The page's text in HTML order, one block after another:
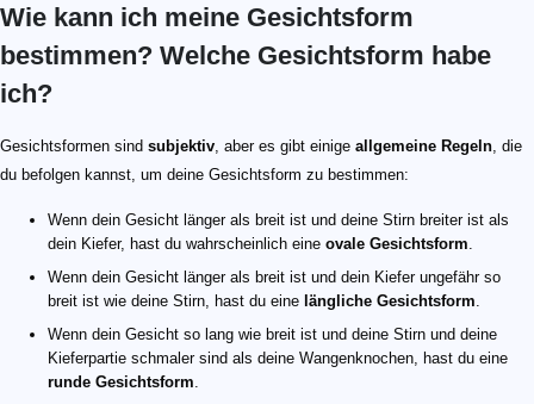
Wie kann ich meine Gesichtsform
bestimmen? Welche Gesichtsform habe
ich?
Gesichtsformen sind subjektiv , aber es gibt einige allgemeine Regeln , die
du befolgen kannst, um deine Gesichtsform zu bestimmen:
Wenn dein Gesicht länger als breit ist und deine Stirn breiter ist als
dein Kiefer, hast du wahrscheinlich eine ovale Gesichtsform
Wenn dein Gesicht länger als breit ist und dein Kiefer ungefähr so
breit ist wie deine Stirn, hast du eine längliche Gesichtsform
Wenn dein Gesicht so lang wie breit ist und deine Stirn und deine
Kieferpartie schmaler sind als deine Wangenknochen, hast du eine
runde Gesichtsform